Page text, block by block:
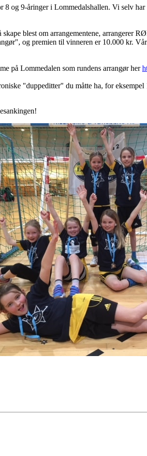
8 og 9-åringer i Lommedalshallen. Vi selv
blest om arrangementene, arrangerer
og premien til vinneren er 10.000 kr.
på Lommedalen som rundens arrangør her
"duppeditter" du måtte ha, for